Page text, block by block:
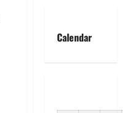
Calendar